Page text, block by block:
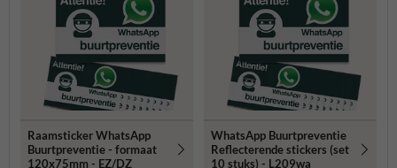
Raamsticker WhatsApp
Buurtpreventie - formaat
120x75mm - EZ/DZ
WhatsApp Buurtpreventie
Reflecterende stickers (set
10 stuks) - L209wa